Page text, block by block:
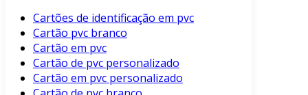
Cartões de identificação em pvc
Cartão pvc branco
Cartão em pvc
Cartão de pvc personalizado
Cartão em pvc personalizado